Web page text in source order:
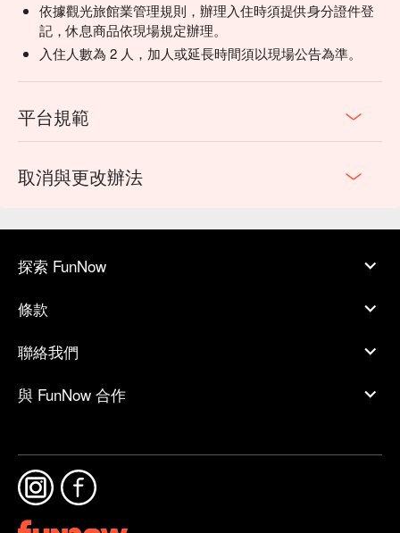
依據觀光旅館業管理規則，辦理入住時須提供身分證件登
記，休息商品依現場規定辦理。
入住人數為 2 人，加人或延長時間須以現場公告為準。
平台規範
取消與更改辦法
探索 FunNow
條款
聯絡我們
與 FunNow 合作